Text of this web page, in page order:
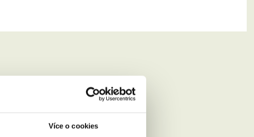
Více o cookies